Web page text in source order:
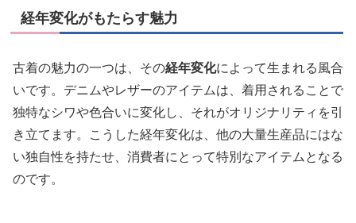
経年変化がもたらす魅力
古着の魅力の一つは、その経年変化によって生まれる風合
いです。デニムやレザーのアイテムは、着用されることで
独特なシワや色合いに変化し、それがオリジナリティを引
き立てます。こうした経年変化は、他の大量生産品にはな
い独自性を持たせ、消費者にとって特別なアイテムとなる
のです。